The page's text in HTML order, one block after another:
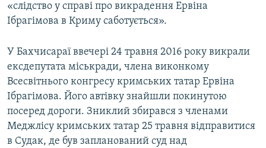
«слідство у справі про викрадення Ервіна
Ібрагімова в Криму саботується».
У Бахчисараї ввечері 24 травня 2016 року викрали
ексдепутата міськради, члена виконкому
Всесвітнього конгресу кримських татар Ервіна
Ібрагімова. Його автівку знайшли покинутою
посеред дороги. Зниклий збирався з членами
Меджлісу кримських татар 25 травня відправитися
в Судак, де був запланований суд над